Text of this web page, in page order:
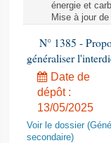
énergie et
Mise à jour
N° 1385 -
généraliser
Date de
dépôt :
13/05/2025
Voir le dossier
secondaire)